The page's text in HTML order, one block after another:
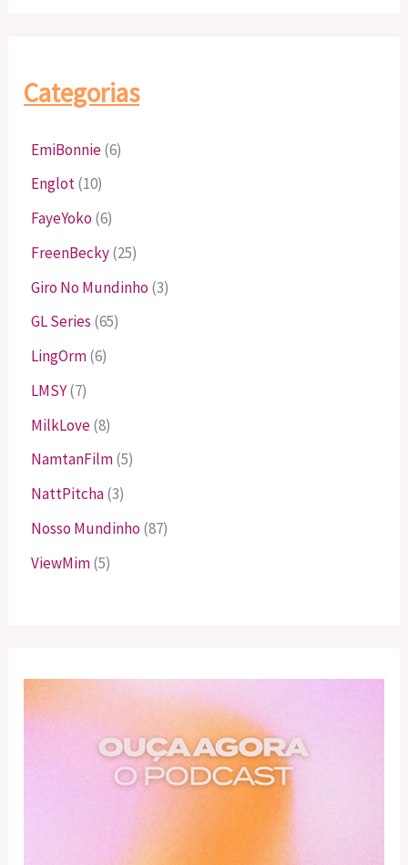
Categorias
EmiBonnie(6)
Englot(10)
FayeYoko (6)
FreenBecky(25)
Giro No Mundinho (3)
GL Series (65)
LingOrm(6)
LMSY(7)
MilkLove(8)
NamtanFilm(5)
NattPitcha(3)
Nosso Mundinho (87)
ViewMim(5)